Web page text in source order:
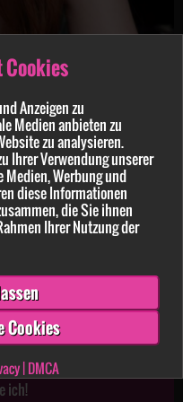
Cookies
Anzeigen zu
Medien anbieten zu
zu analysieren.
Ihrer Verwendung unserer
Medien, Werbung und
diese Informationen
die Sie ihnen
Ihrer Nutzung der
Cookies
|DMCA
Emmi-Hill
ich!